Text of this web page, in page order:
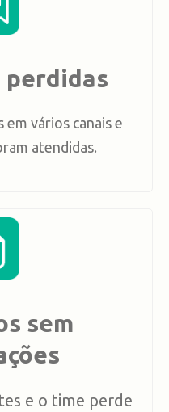
perdidas
em vários canais e
atendidas.
sem
e o time perde